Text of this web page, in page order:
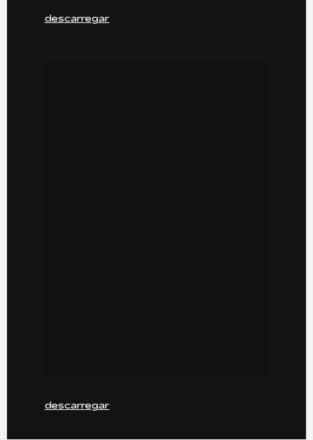
descarregar
descarregar